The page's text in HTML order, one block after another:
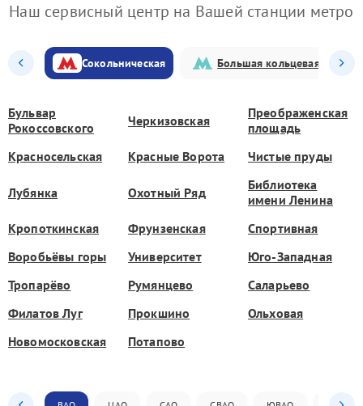
Наш сервисный центр на Вашей станции метро
Сокольническая Большая кольцевая
Бульвар
Рокоссовского
Черкизовская
Преображенская
площадь
Красносельская
Красные Ворота Чистые пруды
Лубянка Охотный Ряд
Библиотека
имени Ленина
Кропоткинская
Фрунзенская
Спортивная
Воробьёвы горы
Университет
Юго-Западная
Тропарёво
Румянцево
Саларьево
Филатов Луг
Прокшино
Ольховая
Новомосковская
Потапово